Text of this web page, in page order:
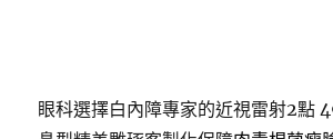
眼科選擇白內障專家的近視雷射2點